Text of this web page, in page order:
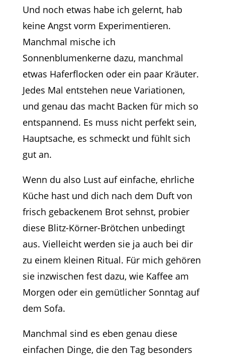
Und noch etwas habe ich gelernt, hab
keine Angst vorm Experimentieren.
Manchmal mische ich
Sonnenblumenkerne dazu, manchmal
etwas Haferflocken oder ein paar Kräuter.
Jedes Mal entstehen neue Variationen,
und genau das macht Backen für mich so
entspannend. Es muss nicht perfekt sein,
Hauptsache, es schmeckt und fühlt sich
gut an.
Wenn du also Lust auf einfache, ehrliche
Küche hast und dich nach dem Duft von
frisch gebackenem Brot sehnst, probier
diese Blitz-Körner-Brötchen unbedingt
aus. Vielleicht werden sie ja auch bei dir
zu einem kleinen Ritual. Für mich gehören
sie inzwischen fest dazu, wie Kaffee am
Morgen oder ein gemütlicher Sonntag auf
dem Sofa.
Manchmal sind es eben genau diese
einfachen Dinge, die den Tag besonders